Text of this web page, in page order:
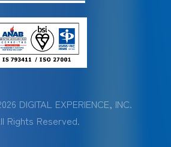
DIGITAL EXPERIENCE, INC.
Rights Reserved.